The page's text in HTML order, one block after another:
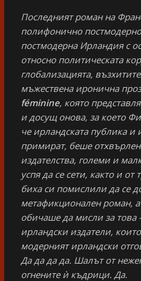
Последният роман на
полифонично
постмодерна Ирландия с
относно политическата
глобализацията,
мъжествена иронична
féminine, която
и досущ онова, за което
че ирландската публика и
примират, беше
издателства, големи и
успя да се сети, както и
биха си помислили да се
метафикционален роман,
обичаше да мисли за това
ирландски издатели,
модерният ирландски
Да да да да. Шалът от
огнените ѝ къдрици. Да.